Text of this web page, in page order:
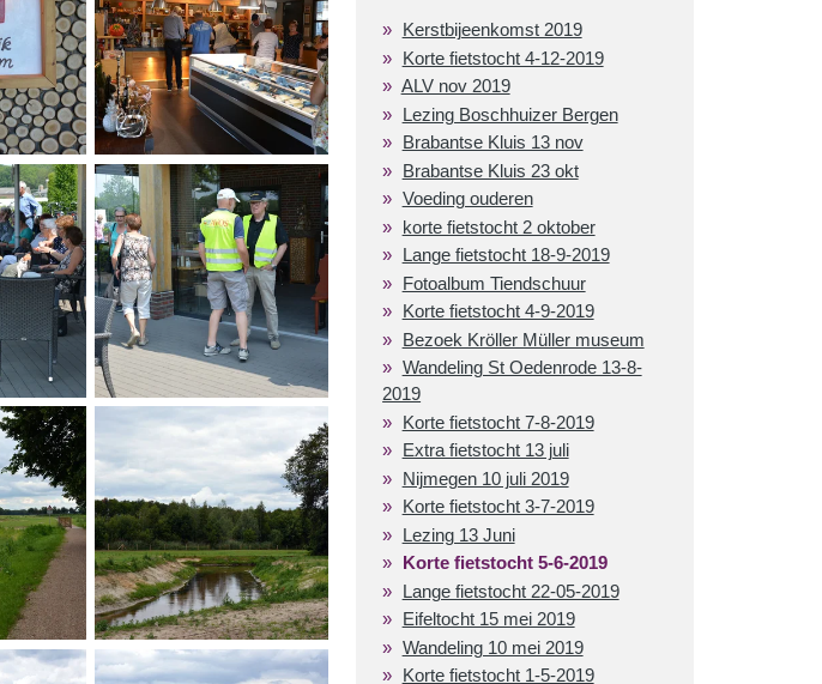
Kerstbijeenkomst 2019
Korte fietstocht 4-12-2019
ALV nov 2019
Lezing Boschhuizer Bergen
Brabantse Kluis 13 nov
Brabantse Kluis 23 okt
Voeding ouderen
korte fietstocht 2 oktober
Lange fietstocht 18-9-2019
Fotoalbum Tiendschuur
Korte fietstocht 4-9-2019
Bezoek Kröller Müller museum
Wandeling St Oedenrode 13-8-
2019
Korte fietstocht 7-8-2019
Extra fietstocht 13 juli
Nijmegen 10 juli 2019
Korte fietstocht 3-7-2019
Lezing 13 Juni
Korte fietstocht 5-6-2019
Lange fietstocht 22-05-2019
Eifeltocht 15 mei 2019
Wandeling 10 mei 2019
Korte fietstocht 1-5-2019